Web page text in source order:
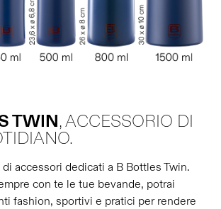
TWIN, ACCESSORIO DI
accessori dedicati a B Bottles Twin.
con te le tue bevande, potrai
fashion, sportivi e pratici per rendere